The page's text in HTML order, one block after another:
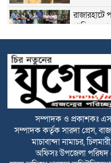
রাজারহাটে
পাতিলের
যোদ্ধা ও
ও আলোচনা
আটক ১,
টাকা
বজ্রপাতের
দেড়
সম্পাদক ও প্রকাশকঃ
সম্পাদক কর্তৃক সারদা প্রেস,
মাচাবান্দা নামাচর,
অফিসঃ উপজেলা পরিষদ